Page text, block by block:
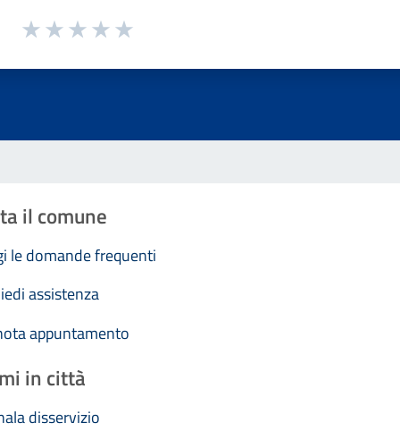
1 a 5 stelle la pagina
il comune
le domande frequenti
assistenza
appuntamento
in città
disservizio